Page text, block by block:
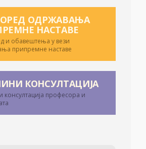
ОДРЖАВАЊА
НАСТАВЕ
и обавештења у вези
припремне наставе
КОНСУЛТАЦИЈА
консултација професора и